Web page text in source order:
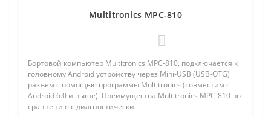
Multitronics MPC-810
Бортовой компьютер Multitronics MPC-810, подключается к
головному Android устройству через Mini-USB (USB-OTG)
разъем с помощью программы Multitronics (совместим с
Android 6.0 и выше). Преимущества Multitronics MPC-810 по
сравнению с диагностически..